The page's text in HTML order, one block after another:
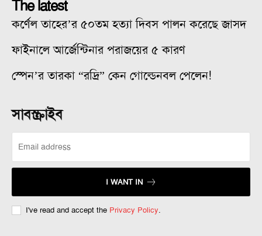
The latest
কর্ণেল তাহের’র ৫০তম হত্যা দিবস পালন করেছে জাসদ
ফাইনালে আর্জেন্টিনার পরাজয়ের ৫ কারণ
স্পেন’র তারকা “রদ্রি” কেন গোল্ডেনবল পেলেন!
সাবস্ক্রাইব
I WANT IN
I've read and accept the Privacy Policy.